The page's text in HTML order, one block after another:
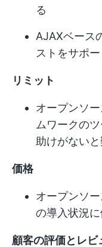
る
AJAXベース
ストをサポ
リミット
オープンソ
ムワークの
助けがない
価格
オープンソ
の導入状況に
顧客の評価とレビ